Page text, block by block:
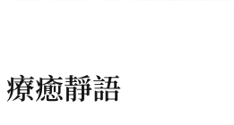
癒靜語